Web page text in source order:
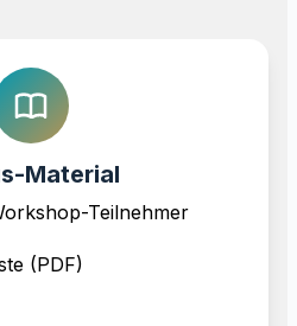
Material
Teilnehmer
(PDF)